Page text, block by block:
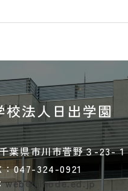
葉県市川市菅野３-23-１
：047-324-0921
web@hinode.ed.jp